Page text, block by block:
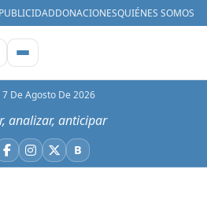
DONACIONESQUIÉNES SOMOS
De Agosto De 2026
analizar, anticipar
Facebook
Instagram
X BBluesky